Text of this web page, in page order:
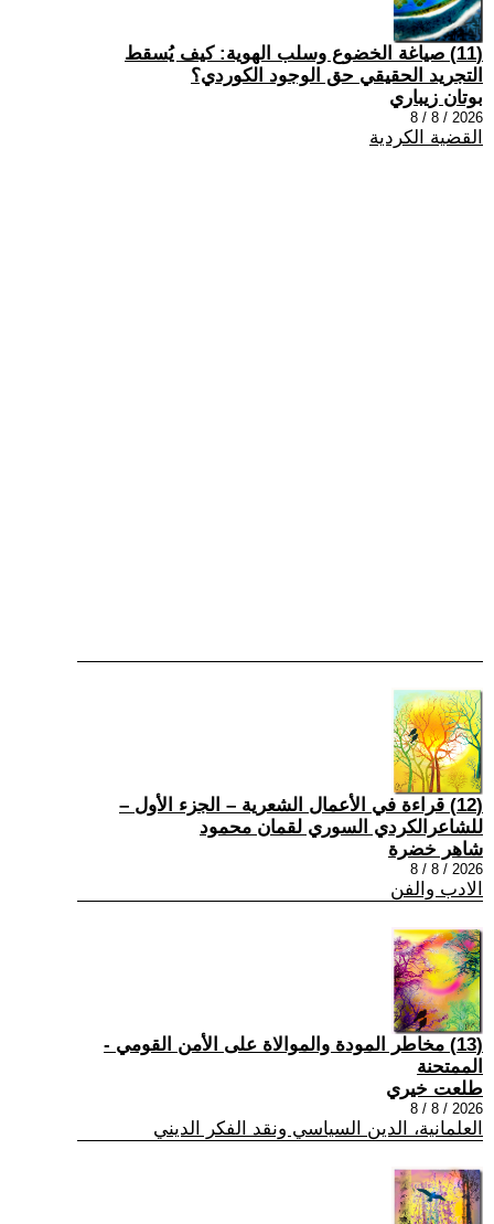
(11) صياغة الخضوع وسلب الهوية: كيف يُسقط
التجريد الحقيقي حق الوجود الكوردي؟
بوتان زيباري
2026 / 8 / 8
القضية الكردية
(12) قراءة في الأعمال الشعرية – الجزء الأول –
للشاعرالكردي السوري لقمان محمود
شاهر خضرة
2026 / 8 / 8
الادب والفن
(13) مخاطر المودة والموالاة على الأمن القومي -
الممتحنة
طلعت خيري
2026 / 8 / 8
العلمانية، الدين السياسي ونقد الفكر الديني